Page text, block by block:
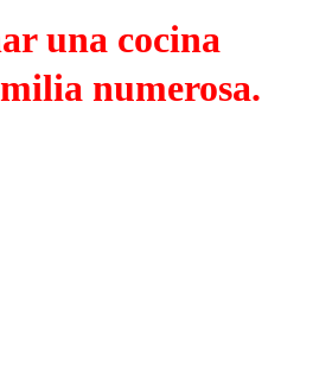
una cocina
numerosa.